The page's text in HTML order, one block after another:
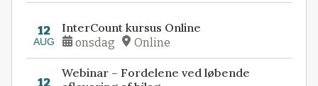
12
AUG
InterCount kursus Online
onsdag Online
12
Webinar – Fordelene ved løbende